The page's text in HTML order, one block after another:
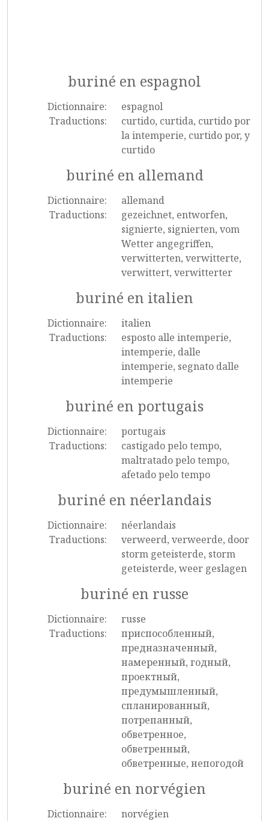
buriné en espagnol
Dictionnaire:
espagnol
Traductions:
curtido, curtida, curtido por
la intemperie, curtido por, y
curtido
buriné en allemand
Dictionnaire:
allemand
Traductions:
gezeichnet, entworfen,
signierte, signierten, vom
Wetter angegriffen,
verwitterten, verwitterte,
verwittert, verwitterter
buriné en italien
Dictionnaire:
italien
Traductions:
esposto alle intemperie,
intemperie, dalle
intemperie, segnato dalle
intemperie
buriné en portugais
Dictionnaire:
portugais
Traductions:
castigado pelo tempo,
maltratado pelo tempo,
afetado pelo tempo
buriné en néerlandais
Dictionnaire:
néerlandais
Traductions:
verweerd, verweerde, door
storm geteisterde, storm
geteisterde, weer geslagen
buriné en russe
Dictionnaire:
russe
Traductions:
приспособленный,
предназначенный,
намеренный, годный,
проектный,
предумышленный,
спланированный,
потрепанный,
обветренное,
обветренный,
обветренные, непогодой
buriné en norvégien
Dictionnaire:
norvégien